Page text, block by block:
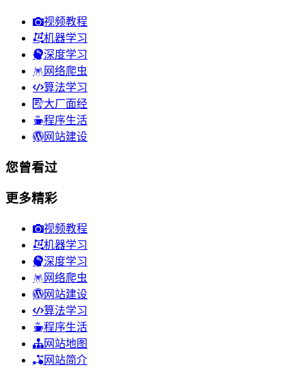
视频教程
机器学习
深度学习
网络爬虫
算法学习
大厂面经
程序生活
网站建设
您曾看过
更多精彩
视频教程
机器学习
深度学习
网络爬虫
网站建设
算法学习
程序生活
网站地图
网站简介